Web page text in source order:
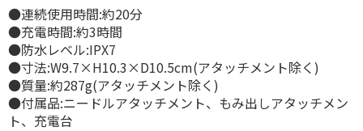
●連続使用時間:約20分
●充電時間:約3時間
●防水レベル:IPX7
●寸法:W9.7×H10.3×D10.5cm(アタッチメント除く)
●質量:約287g(アタッチメント除く)
●付属品:ニードルアタッチメント、もみ出しアタッチメン
ト、充電台